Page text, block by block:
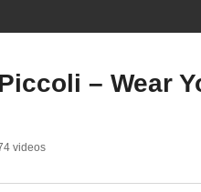
Embed Code– Wear
videos